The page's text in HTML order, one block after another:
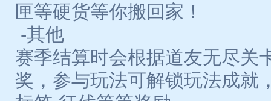
匣等硬货等你搬回家！
-其他
赛季结算时会根据道友无尽关
奖，参与玩法可解锁玩法成就